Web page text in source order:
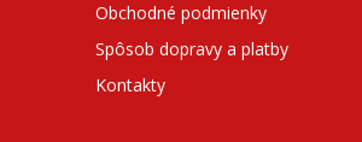
Obchodné podmienky
Spôsob dopravy a platby
Kontakty